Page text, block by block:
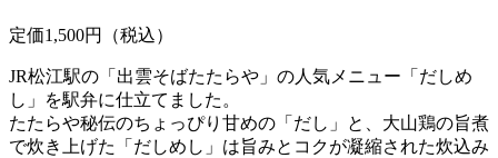
定価1,500円（税込）
JR松江駅の「出雲そばたたらや」の人気メニュー「だしめ
し」を駅弁に仕立てました。
たたらや秘伝のちょっぴり甘めの「だし」と、大山鶏の旨煮
で炊き上げた「だしめし」は旨みとコクが凝縮された炊込み